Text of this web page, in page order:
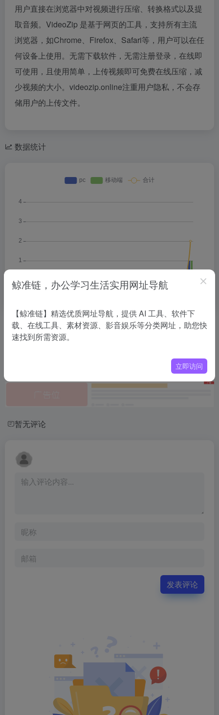
用户直接在浏览器中对视频进行压缩、转换格式以及提
取音频。VideoZip 是基于网页的工具，支持所有主流
浏览器，如Chrome、Firefox、Safari等，用户可以在任
何设备上使用。无需下载软件，无需注册登录，在线即
可使用，且使用简单，上传视频即可免费在线压缩，减
少视频的大小。videozip.online注重用户隐私，不会存
储用户的上传文件。
数据统计
相关导航
暂无评论
发表评论
鲸准链，办公学习生活实用网址导航
【鲸准链】精选优质网址导航，提供 AI 工具、软件下
载、在线工具、素材资源、影音娱乐等分类网址，助您快
速找到所需资源。
立即访问